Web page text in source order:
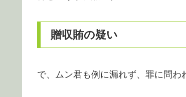
贈収賄の疑い
で、ムン君も例に漏れず、罪に問わ